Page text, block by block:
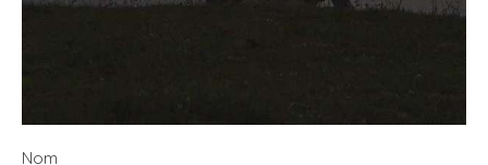
Nom